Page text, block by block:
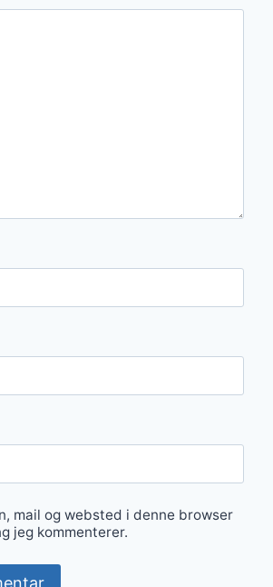
mail og websted i denne browser
jeg kommenterer.